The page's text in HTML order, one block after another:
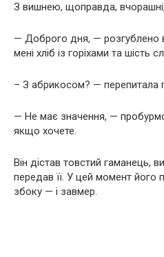
З вишнею, щоправда,
— Доброго дня, — розгублено
мені хліб із горіхами та шість
– З абрикосом? — перепитала
— Не має значення, —
якщо хочете.
Він дістав товстий гаманець,
передав її. У цей момент його
збоку — і завмер.